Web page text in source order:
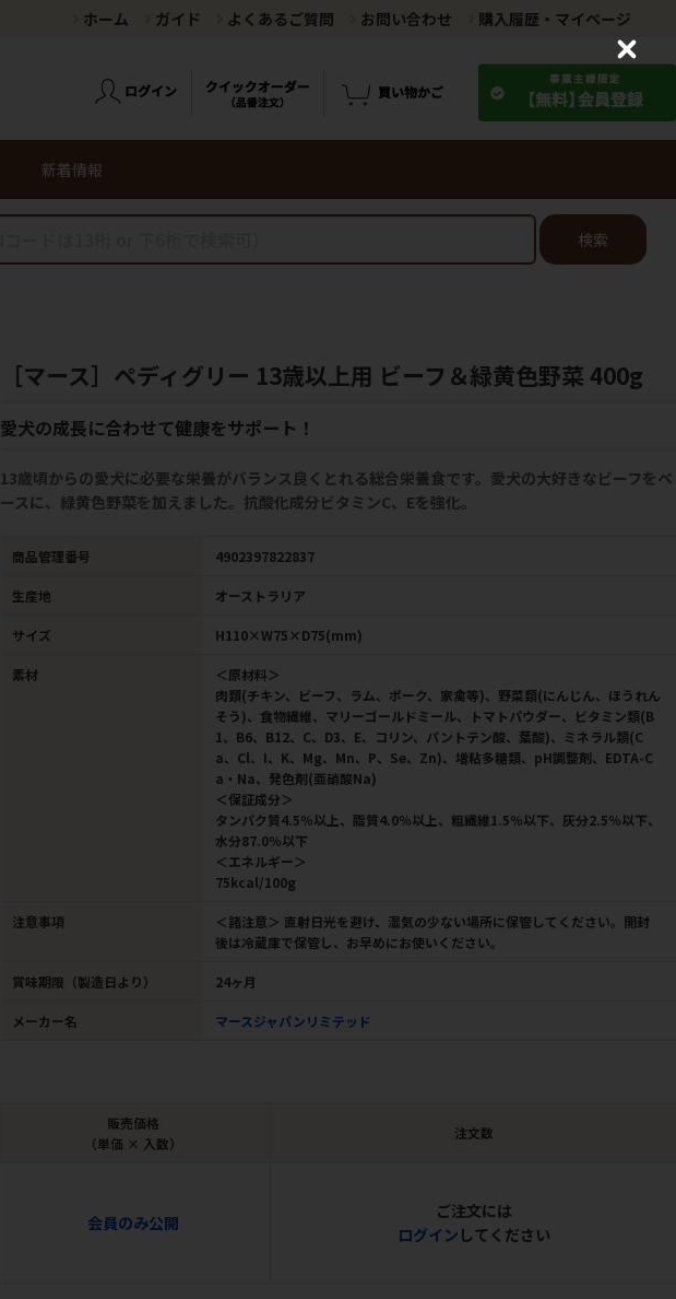
ホーム ガイド よくあるご質問 お問い合わせ 購入履歴・マイページ
新着情報
検索
［マース］ペディグリー 13歳以上用 ビーフ＆緑黄色野菜 400g
愛犬の成長に合わせて健康をサポート！
13歳頃からの愛犬に必要な栄養がバランス良くとれる総合栄養食です。愛犬の大好きなビーフをベ
ースに、緑黄色野菜を加えました。抗酸化成分ビタミンC、Eを強化。
商品管理番号 4902397822837
生産地 オーストラリア
サイズ H110×W75×D75(mm)
素材
＜原材料＞
肉類(チキン、ビーフ、ラム、ポーク、家禽等)、野菜類(にんじん、ほうれん
そう)、食物繊維、マリーゴールドミール、トマトパウダー、ビタミン類(B
1、B6、B12、C、D3、E、コリン、パントテン酸、葉酸)、ミネラル類(C
a、Cl、I、K、Mg、Mn、P、Se、Zn)、増粘多糖類、pH調整剤、EDTA-C
a・Na、発色剤(亜硝酸Na)
＜保証成分＞
タンパク質4.5％以上、脂質4.0％以上、粗繊維1.5％以下、灰分2.5％以下、
水分87.0％以下
＜エネルギー＞
75kcal/100g
注意事項
＜諸注意＞ 直射日光を避け、湿気の少ない場所に保管してください。開封
後は冷蔵庫で保管し、お早めにお使いください。
賞味期限（製造日より） 24ヶ月
メーカー名 マースジャパンリミテッド
販売価格
（単価 × 入数）
注文数
会員のみ公開
ご注文には
ログイン してください
C
o
s
e